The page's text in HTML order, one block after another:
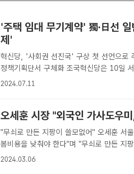
'주택 임대 무기계약' 獨·日선
제'
혁신당, '사회권 선진국' 구상 첫 선언으로
정책기획단서 구체화 조국혁신당은 10일 서울 여의도 국회도서관에서 열린
사회권 선진국을 위한 조국혁신당 1차 선언
2024.07.11
오세훈 시장 "외국인 가사도우
"무쇠로 만든 지팡이 쓸모없어" 오세훈 서울시장이 "외국인 가사도우미 돌
봄비용을 낮춰야 한다"며 "무쇠로 만든 지
시장이 지난해 7월 19일 외국인 가사 인력
2024.03.06